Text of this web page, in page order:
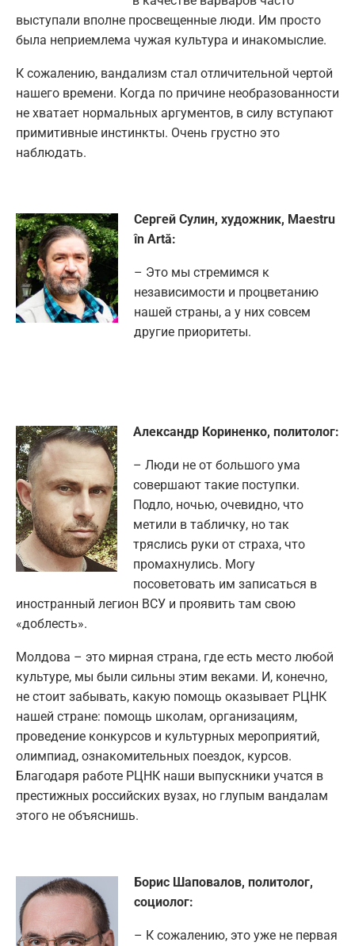
выступали вполне просвещенные люди. Им просто
была неприемлема чужая культура и инакомыслие.
К сожалению, вандализм стал отличительной чертой
нашего времени. Когда по причине необразованности
не хватает нормальных аргументов, в силу вступают
примитивные инстинкты. Очень грустно это
наблюдать.
Сергей Сулин, художник, Maestru
în Artă:
– Это мы стремимся к
независимости и процветанию
нашей страны, а у них совсем
другие приоритеты.
Александр Кориненко, политолог:
– Люди не от большого ума
совершают такие поступки.
Подло, ночью, очевидно, что
метили в табличку, но так
тряслись руки от страха, что
промахнулись. Могу
посоветовать им записаться в
иностранный легион ВСУ и проявить там свою
«доблесть».
Молдова – это мирная страна, где есть место любой
культуре, мы были сильны этим веками. И, конечно,
не стоит забывать, какую помощь оказывает РЦНК
нашей стране: помощь школам, организациям,
проведение конкурсов и культурных мероприятий,
олимпиад, ознакомительных поездок, курсов.
Благодаря работе РЦНК наши выпускники учатся в
престижных российских вузах, но глупым вандалам
этого не объяснишь.
Борис Шаповалов, политолог,
социолог:
– К сожалению, это уже не первая